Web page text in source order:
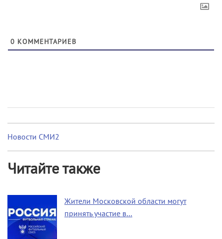
0 КОММЕНТАРИЕВ
Новости СМИ2
Читайте также
Жители Московской области могут
принять участие в…